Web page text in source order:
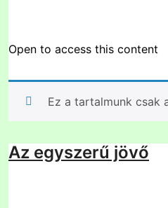
Open to access this content
Ez a tartalmunk csak
Az egyszerű jövő